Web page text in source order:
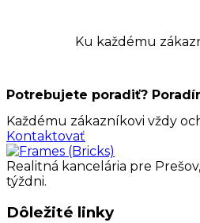
Ku každému
Potrebujete poradiť?
Každému zákazníkovi vždy
Kontaktovať
Realitná kancelária pre
týždni.
Dôležité linky